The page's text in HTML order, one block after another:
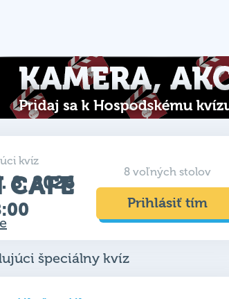
CAFE
kvíz
8. 2026
8 voľných stolov
Prihlásiť tím
špeciálny kvíz